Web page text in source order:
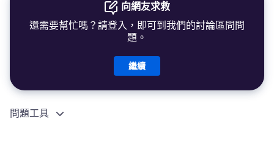
向網友求救
還需要幫忙嗎？請登入，即可到我們的討論區問問
題。
繼續
問題工具